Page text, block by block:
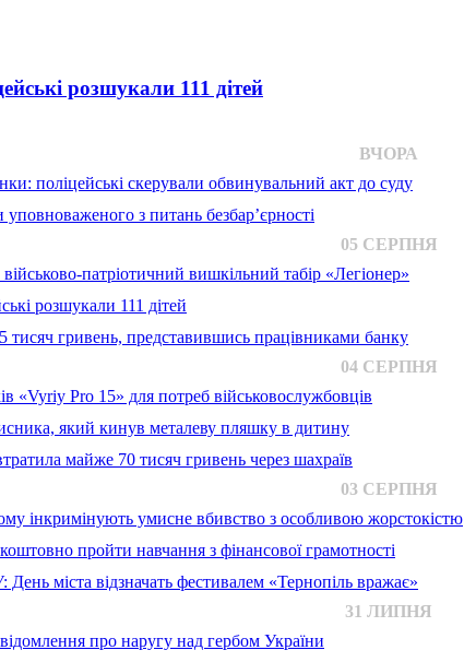
розшукали 111 дітей
ВЧОРА
поліцейські скерували обвинувальний акт до суду
з питань безбар’єрності
05 СЕРПНЯ
патріотичний вишкільний табір «Легіонер»
розшукали 111 дітей
гривень, представившись працівниками банку
04 СЕРПНЯ
«Vyriy Pro 15» для потреб військовослужбовців
який кинув металеву пляшку в дитину
майже 70 тисяч гривень через шахраїв
03 СЕРПНЯ
інкримінують умисне вбивство з особливою жорстокістю
пройти навчання з фінансової грамотності
міста відзначать фестивалем «Тернопіль вражає»
31 ЛИПНЯ
про наругу над гербом України